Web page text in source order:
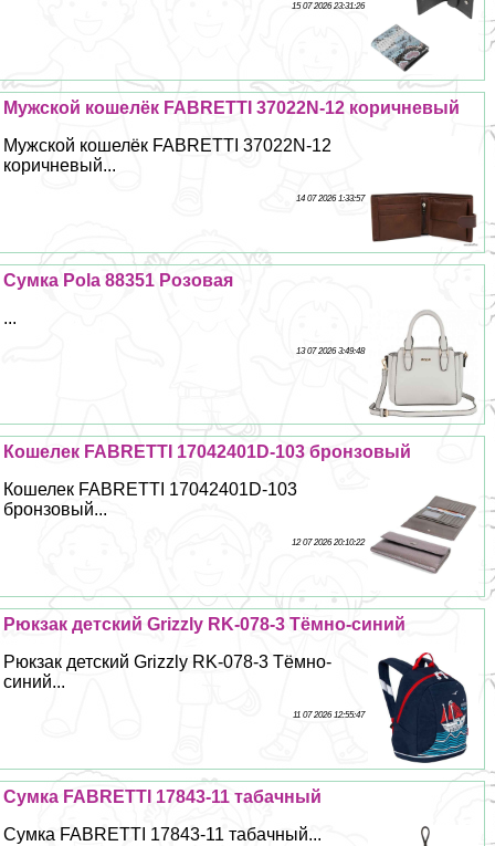
15 07 2026 23:31:26
Мужской кошелёк FABRETTI 37022N-12 коричневый
Мужской кошелёк FABRETTI 37022N-12
коричневый...
14 07 2026 1:33:57
Сумка Pola 88351 Розовая
...
13 07 2026 3:49:48
Кошелек FABRETTI 17042401D-103 бронзовый
Кошелек FABRETTI 17042401D-103
бронзовый...
12 07 2026 20:10:22
Рюкзак детский Grizzly RK-078-3 Тёмно-синий
Рюкзак детский Grizzly RK-078-3 Тёмно-
синий...
11 07 2026 12:55:47
Сумка FABRETTI 17843-11 табачный
Сумка FABRETTI 17843-11 табачный...